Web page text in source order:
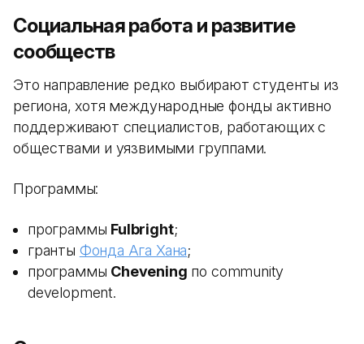
Социальная работа и развитие
сообществ
Это направление редко выбирают студенты из
региона, хотя международные фонды активно
поддерживают специалистов, работающих с
обществами и уязвимыми группами.
Программы:
программы Fulbright;
гранты Фонда Ага Хана;
программы Chevening по community
development.